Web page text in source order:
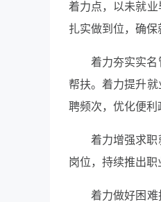
着力点，以未就
扎实做到位，确保
着力夯实实名
帮扶。着力提升
聘频次，优化便利
着力增强求
岗位，持续推出职
着力做好困